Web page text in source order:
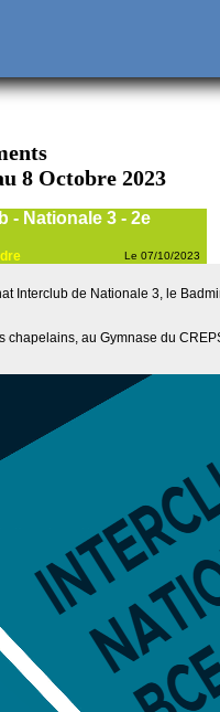
8 Octobre 2023
- Nationale 3 - 2e
Le 07/10/2023
Interclub de Nationale 3, le
chapelains, au Gymnase du